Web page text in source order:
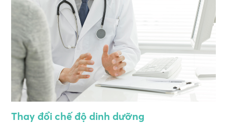
Thay đổi chế độ dinh dưỡng